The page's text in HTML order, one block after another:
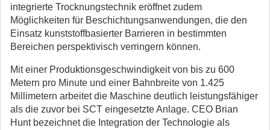
integrierte Trocknungstechnik eröffnet zudem
Möglichkeiten für Beschichtungsanwendungen, die den
Einsatz kunststoffbasierter Barrieren in bestimmten
Bereichen perspektivisch verringern können.
Mit einer Produktionsgeschwindigkeit von bis zu 600
Metern pro Minute und einer Bahnbreite von 1.425
Millimetern arbeitet die Maschine deutlich leistungsfähiger
als die zuvor bei SCT eingesetzte Anlage. CEO Brian
Hunt bezeichnet die Integration der Technologie als